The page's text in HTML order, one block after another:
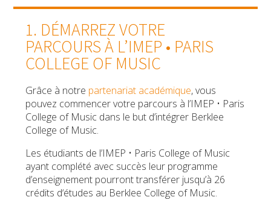
1. DÉMARREZ VOTRE
PARCOURS À L’IMEP • PARIS
COLLEGE OF MUSIC
Grâce à notre partenariat académique, vous
pouvez commencer votre parcours à l’IMEP • Paris
College of Music dans le but d’intégrer Berklee
College of Music.
Les étudiants de l’IMEP • Paris College of Music
ayant complété avec succès leur programme
d’enseignement pourront transférer jusqu’à 26
crédits d‘études au Berklee College of Music.